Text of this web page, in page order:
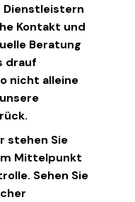
Kontakt und
Beratung
drauf
nicht alleine
stehen Sie
Mittelpunkt
Sehen Sie